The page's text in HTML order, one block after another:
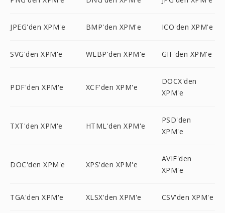
JPEG'den XPM'e BMP'den XPM'e ICO'den XPM'e
SVG'den XPM'e WEBP'den XPM'e GIF'den XPM'e
PDF'den XPM'e XCF'den XPM'e
DOCX'den
XPM'e
TXT'den XPM'e HTML'den XPM'e
PSD'den
XPM'e
DOC'den XPM'e XPS'den XPM'e
AVIF'den
XPM'e
TGA'den XPM'e XLSX'den XPM'e CSV'den XPM'e